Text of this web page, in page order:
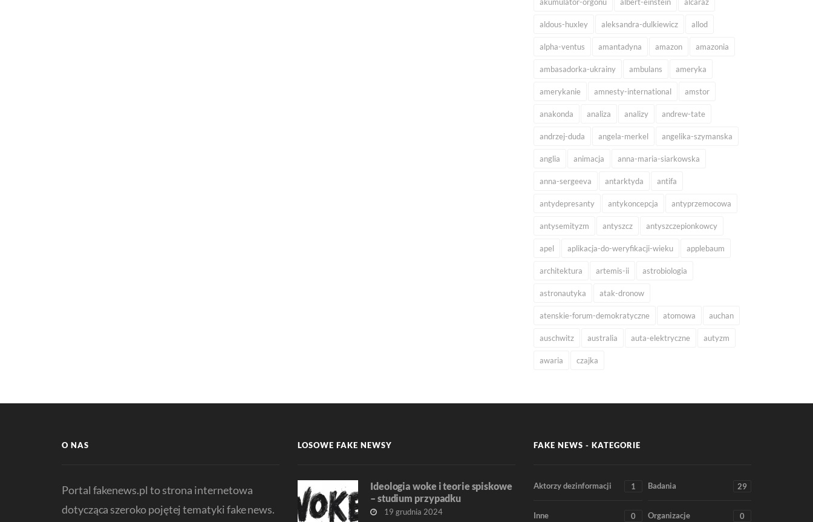
aldous-huxley aleksandra-dulkiewicz allod
alpha-ventus amantadyna amazon amazonia
ambasadorka-ukrainy ambulans ameryka
amerykanie amnesty-international amstor
anakonda analiza analizy andrew-tate
andrzej-duda angela-merkel angelika-szymanska
anglia animacja anna-maria-siarkowska
anna-sergeeva antarktyda antifa
antydepresanty antykoncepcja antyprzemocowa
antysemityzm antyszcz antyszczepionkowcy
apel aplikacja-do-weryfikacji-wieku applebaum
architektura artemis-ii astrobiologia
astronautyka atak-dronow
atenskie-forum-demokratyczne atomowa auchan
auschwitz australia auta-elektryczne autyzm
awaria czajka
O NAS
Portal fakenews.pl to strona internetowa
dotycząca szeroko pojętej tematyki fake news.
LOSOWE FAKE NEWSY
Ideologia woke i teorie spiskowe
– studium przypadku
19 grudnia 2024
FAKE NEWS - KATEGORIE
Aktorzy dezinformacji 1 Badania 29
Inne 0 Organizacje 0